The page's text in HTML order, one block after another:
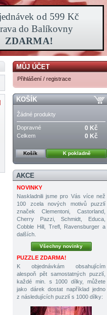
MŮJ ÚČET
Přihlášení / registrace
KOŠÍK
Žádné produkty
Dopravné 0 Kč
Celkem 0 Kč
Košík K pokladně
AKCE
NOVINKY
Naskladnili jsme pro Vás více než
100 zcela nových motivů puzzlí
značek Clementoni, Castorland,
Cherry Pazzi, Schmidt, Educa,
Cobble Hill, Trefl, Ravensburger a
dalších.
Všechny novinky
PUZZLE ZDARMA!
K objednávkám obsahujícím
alespoň pět samostatných puzzlí,
každé min. s 1000 dílky, můžete
jako dárek dostat například jedno
z následujících puzzlí s 1000 dílky: